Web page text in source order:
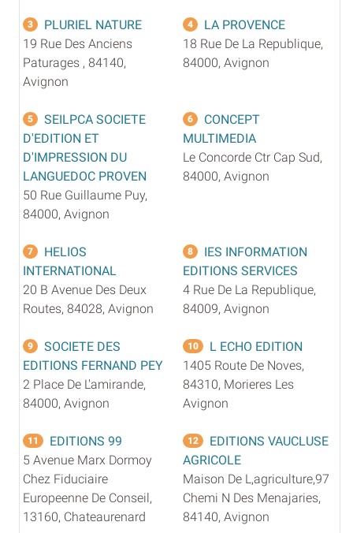
3
PLURIEL NATURE
19 Rue Des Anciens
Paturages , 84140,
Avignon
4
LA PROVENCE
18 Rue De La Republique,
84000, Avignon
5
SEILPCA SOCIETE
D'EDITION ET
D'IMPRESSION DU
LANGUEDOC PROVEN
50 Rue Guillaume Puy,
84000, Avignon
6
CONCEPT
MULTIMEDIA
Le Concorde Ctr Cap Sud,
84000, Avignon
7
HELIOS
INTERNATIONAL
20 B Avenue Des Deux
Routes, 84028, Avignon
8
IES INFORMATION
EDITIONS SERVICES
4 Rue De La Republique,
84009, Avignon
9
SOCIETE DES
EDITIONS FERNAND PEY
2 Place De L'amirande,
84000, Avignon
10
L ECHO EDITION
1405 Route De Noves,
84310, Morieres Les
Avignon
11
EDITIONS 99
5 Avenue Marx Dormoy
Chez Fiduciaire
Europeenne De Conseil,
13160, Chateaurenard
12
EDITIONS VAUCLUSE
AGRICOLE
Maison De L,agriculture,97
Chemi N Des Menajaries,
84140, Avignon